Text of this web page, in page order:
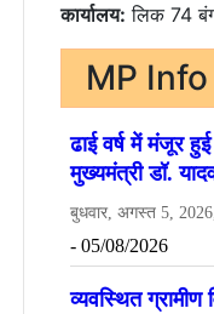
कार्यालय: लिक 74
MP Info